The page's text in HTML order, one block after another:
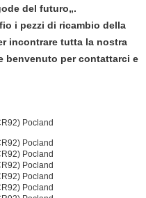
del futuro„.
i pezzi di ricambio della
incontrare tutta la nostra
benvenuto per contattarci e